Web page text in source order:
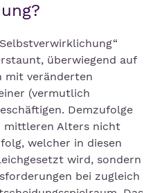
überwiegend auf
mit veränderten
(vermutlich
Demzufolge
mittleren Alters nicht
welcher in diesen
wird, sondern
bei zugleich